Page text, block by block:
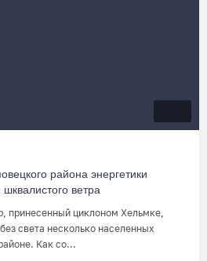
района энергетики
ветра
принесенный циклоном Хельмке,
света несколько населенных
Как со...